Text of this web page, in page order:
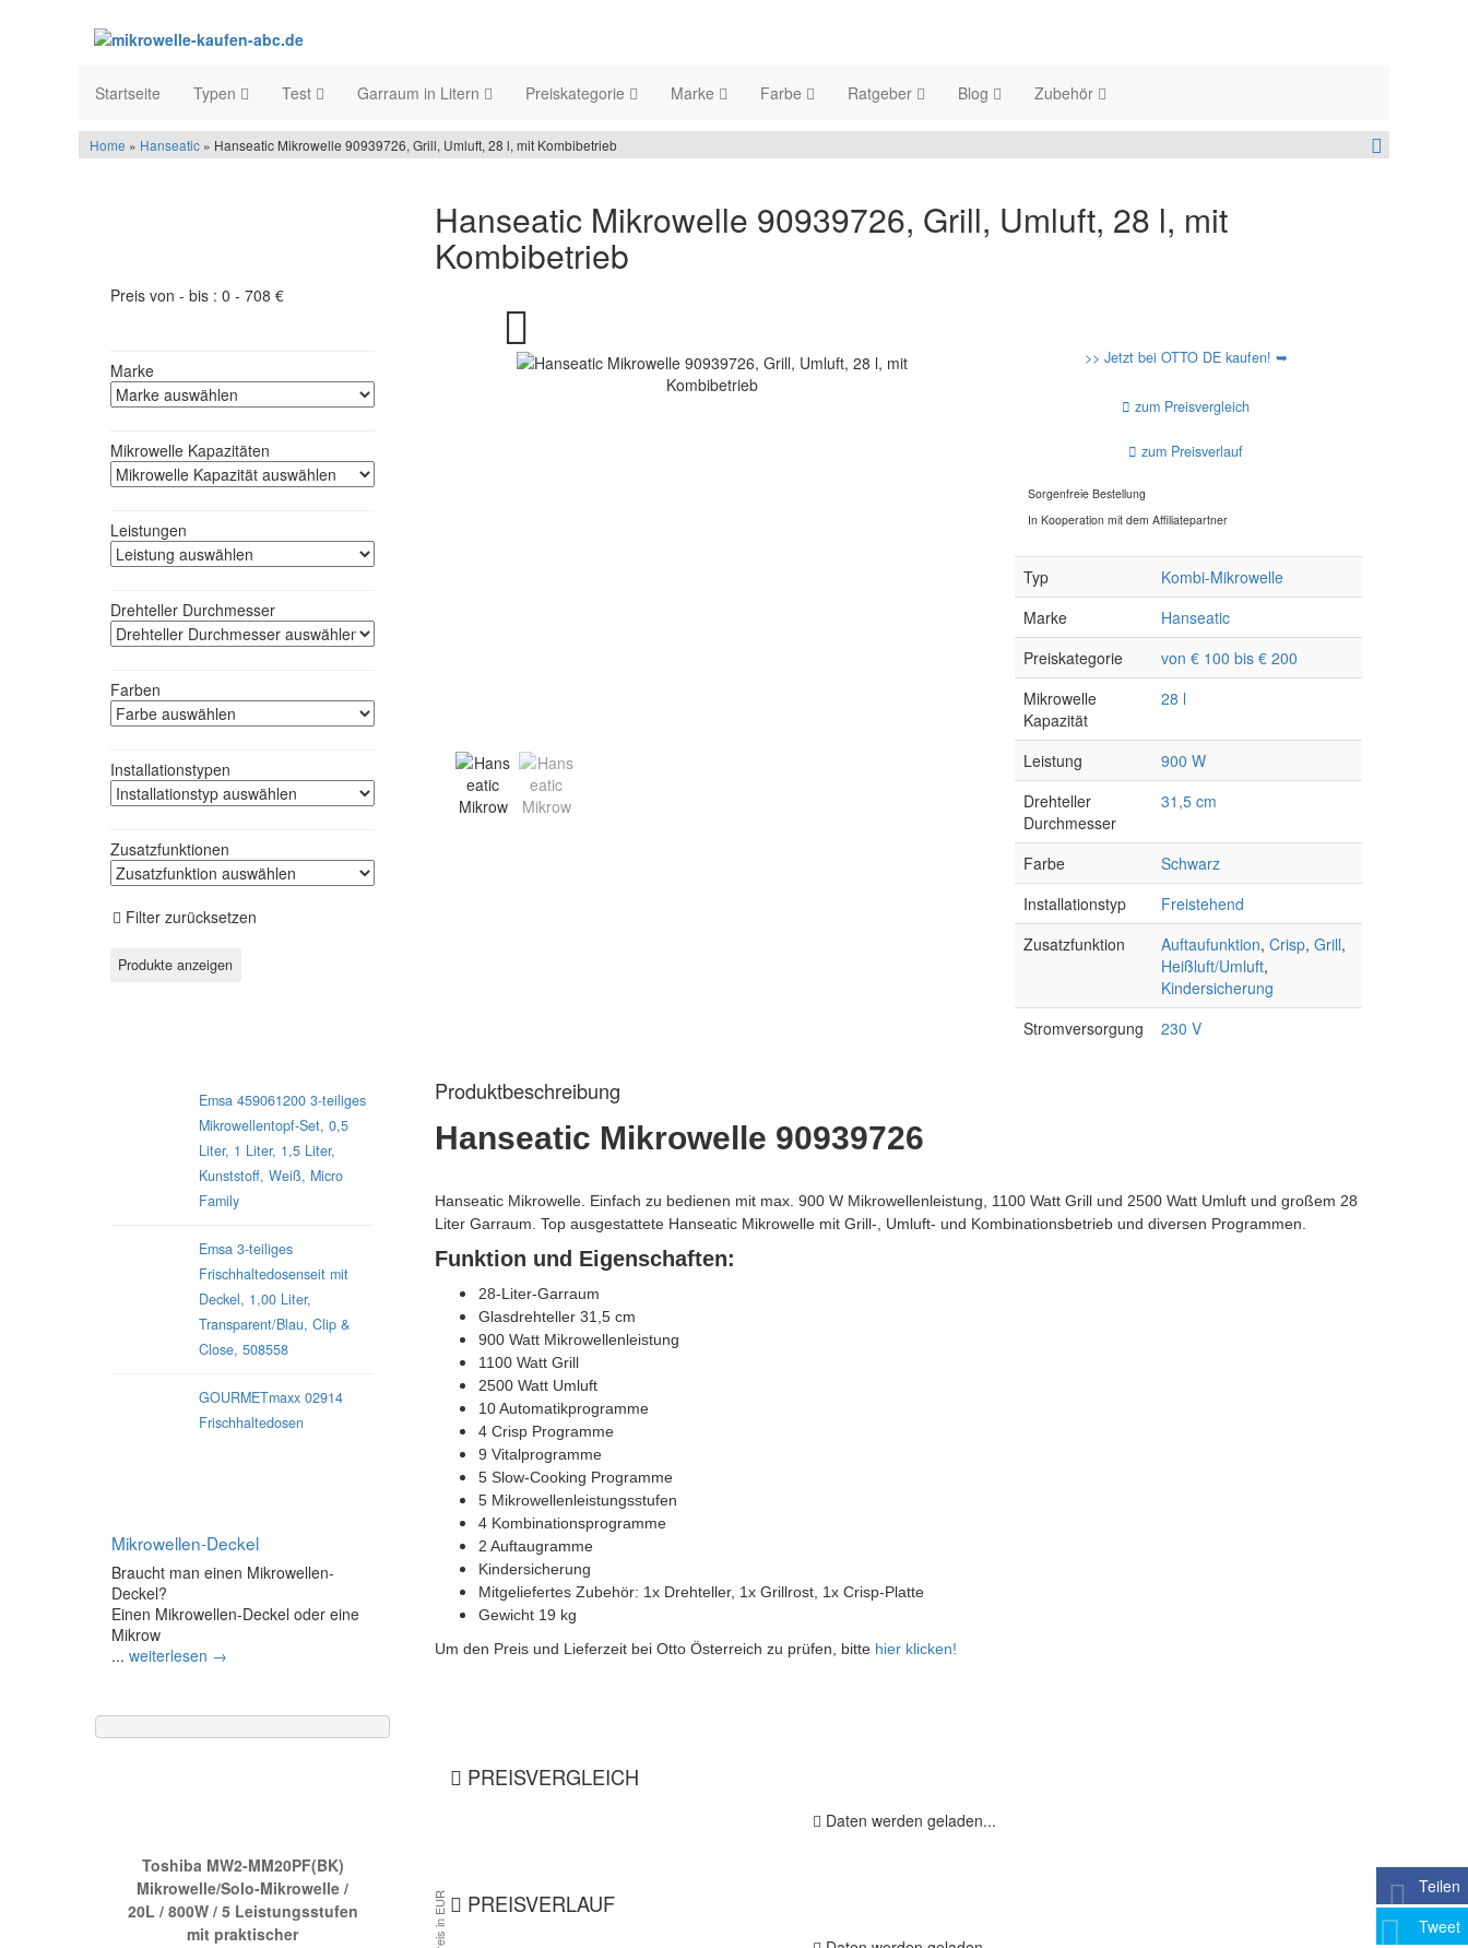
Startseite Typen Test Garraum in Litern Preiskategorie Marke Farbe Ratgeber Blog Zubehör
Home » Hanseatic » Hanseatic Mikrowelle 90939726, Grill, Umluft, 28 l, mit Kombibetrieb
Teilen
Tweet
Preis von - bis : 0 - 708 €
Marke
Mikrowelle Kapazitäten
Leistungen
Drehteller Durchmesser
Farben
Installationstypen
Zusatzfunktionen
Filter zurücksetzen
Emsa 459061200 3-teiliges
Mikrowellentopf-Set, 0,5
Liter, 1 Liter, 1,5 Liter,
Kunststoff, Weiß, Micro
Family
Emsa 3-teiliges
Frischhaltedosenseit mit
Deckel, 1,00 Liter,
Transparent/Blau, Clip &
Close, 508558
GOURMETmaxx 02914
Frischhaltedosen
Mikrowellen-Deckel
Braucht man einen Mikrowellen-
Deckel?
Einen Mikrowellen-Deckel oder eine
Mikrow
... weiterlesen →
Toshiba MW2-MM20PF(BK)
Mikrowelle/Solo-Mikrowelle /
20L / 800W / 5 Leistungsstufen
mit praktischer
Hanseatic Mikrowelle 90939726, Grill, Umluft, 28 l, mit
Kombibetrieb
>> Jetzt bei OTTO DE kaufen! ➥
zum Preisvergleich
zum Preisverlauf
Sorgenfreie Bestellung
In Kooperation mit dem Affiliatepartner
Typ
Kombi-Mikrowelle
Marke
Hanseatic
Preiskategorie
von € 100 bis € 200
Mikrowelle
Kapazität
28 l
Leistung
900 W
Drehteller
Durchmesser
31,5 cm
Farbe
Schwarz
Installationstyp
Freistehend
Zusatzfunktion
Auftaufunktion, Crisp, Grill,
Heißluft/Umluft,
Kindersicherung
Stromversorgung
230 V
Produktbeschreibung
Hanseatic Mikrowelle 90939726
Hanseatic Mikrowelle. Einfach zu bedienen mit max. 900 W Mikrowellenleistung, 1100 Watt Grill und 2500 Watt Umluft und großem 28
Liter Garraum. Top ausgestattete Hanseatic Mikrowelle mit Grill-, Umluft- und Kombinationsbetrieb und diversen Programmen.
Funktion und Eigenschaften:
28-Liter-Garraum
Glasdrehteller 31,5 cm
900 Watt Mikrowellenleistung
1100 Watt Grill
2500 Watt Umluft
10 Automatikprogramme
4 Crisp Programme
9 Vitalprogramme
5 Slow-Cooking Programme
5 Mikrowellenleistungsstufen
4 Kombinationsprogramme
2 Auftaugramme
Kindersicherung
Mitgeliefertes Zubehör: 1x Drehteller, 1x Grillrost, 1x Crisp-Platte
Gewicht 19 kg
Um den Preis und Lieferzeit bei Otto Österreich zu prüfen, bitte hier klicken!
PREISVERGLEICH
Daten werden geladen...
PREISVERLAUF